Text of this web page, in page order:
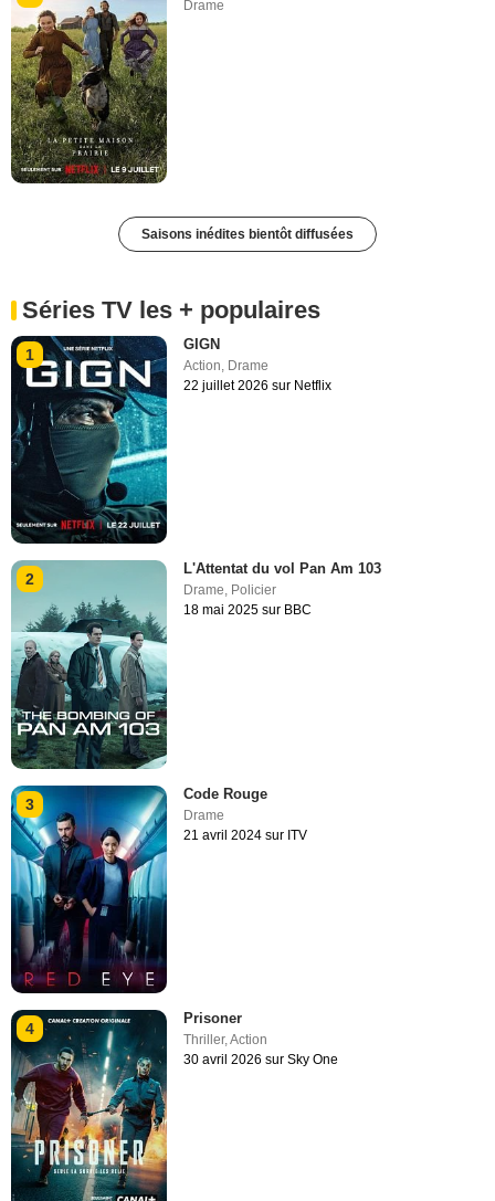
Drame
Saisons inédites bientôt diffusées
Séries TV les + populaires
1
GIGN
Action, Drame
22 juillet 2026 sur Netflix
2
L'Attentat du vol Pan Am 103
Drame, Policier
18 mai 2025 sur BBC
3
Code Rouge
Drame
21 avril 2024 sur ITV
4
Prisoner
Thriller,Action
30 avril 2026 sur Sky One